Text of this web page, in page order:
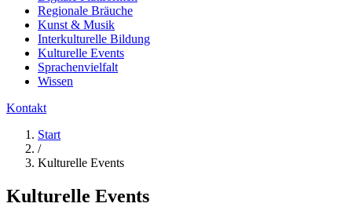
Regionale Bräuche
Kunst & Musik
Interkulturelle Bildung
Kulturelle Events
Sprachenvielfalt
Wissen
Kontakt
Start
/
Kulturelle Events
Kulturelle Events